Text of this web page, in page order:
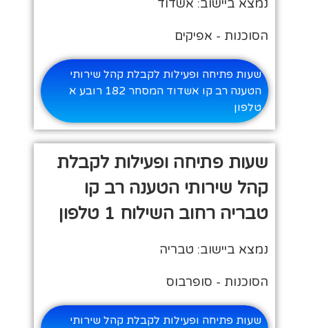
נמצא ביישוב: אשדוד
הסוכנות - אפיקים
שעות פתיחה ופעילות לקבלת קהל שירותי
הטענה רב קו אשדוד המסחר 182 רובע א
טלפון
שעות פתיחה ופעילות לקבלת
קהל שירותי הטענה רב קו
טבריה רחוב השילוח 1 טלפון
נמצא ביישוב: טבריה
הסוכנות - סופרבוס
שעות פתיחה ופעילות לקבלת קהל שירותי